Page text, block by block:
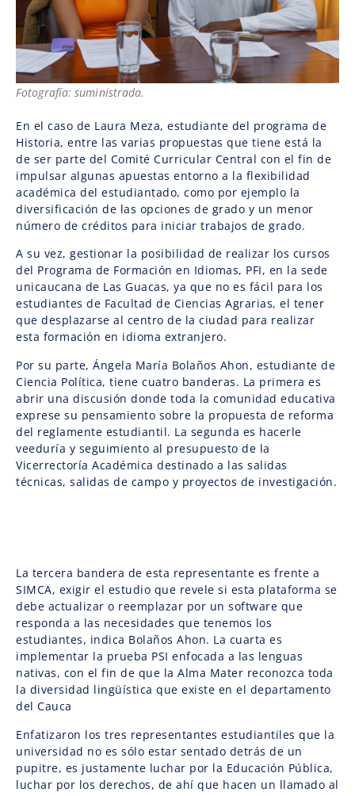
Fotografía: suministrada.
En el caso de Laura Meza, estudiante del programa de
Historia, entre las varias propuestas que tiene está la
de ser parte del Comité Curricular Central con el fin de
impulsar algunas apuestas entorno a la flexibilidad
académica del estudiantado, como por ejemplo la
diversificación de las opciones de grado y un menor
número de créditos para iniciar trabajos de grado.
A su vez, gestionar la posibilidad de realizar los cursos
del Programa de Formación en Idiomas, PFI, en la sede
unicaucana de Las Guacas, ya que no es fácil para los
estudiantes de Facultad de Ciencias Agrarias, el tener
que desplazarse al centro de la ciudad para realizar
esta formación en idioma extranjero.
Por su parte, Ángela María Bolaños Ahon, estudiante de
Ciencia Política, tiene cuatro banderas. La primera es
abrir una discusión donde toda la comunidad educativa
exprese su pensamiento sobre la propuesta de reforma
del reglamente estudiantil. La segunda es hacerle
veeduría y seguimiento al presupuesto de la
Vicerrectoría Académica destinado a las salidas
técnicas, salidas de campo y proyectos de investigación.
La tercera bandera de esta representante es frente a
SIMCA, exigir el estudio que revele si esta plataforma se
debe actualizar o reemplazar por un software que
responda a las necesidades que tenemos los
estudiantes, indica Bolaños Ahon. La cuarta es
implementar la prueba PSI enfocada a las lenguas
nativas, con el fin de que la Alma Mater reconozca toda
la diversidad lingüística que existe en el departamento
del Cauca
Enfatizaron los tres representantes estudiantiles que la
universidad no es sólo estar sentado detrás de un
pupitre, es justamente luchar por la Educación Pública,
luchar por los derechos, de ahí que hacen un llamado al